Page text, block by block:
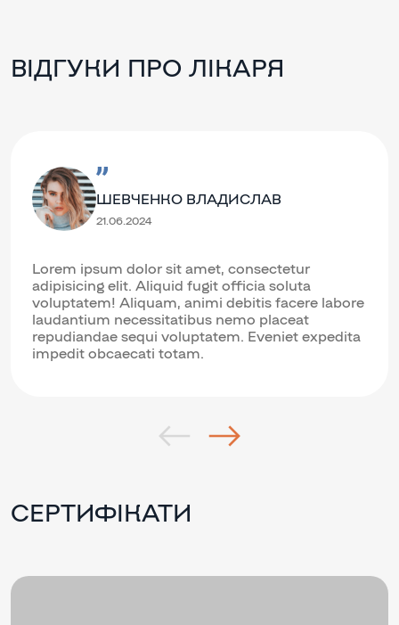
ВІДГУКИ ПРО ЛІКАРЯ
ШЕВЧЕНКО ВЛАДИСЛАВ
21.06.2024
Lorem ipsum dolor sit amet, consectetur
adipisicing elit. Aliquid fugit officia soluta
voluptatem! Aliquam, animi debitis facere labore
laudantium necessitatibus nemo placeat
repudiandae sequi voluptatem. Eveniet expedita
impedit obcaecati totam.
СЕРТИФІКАТИ